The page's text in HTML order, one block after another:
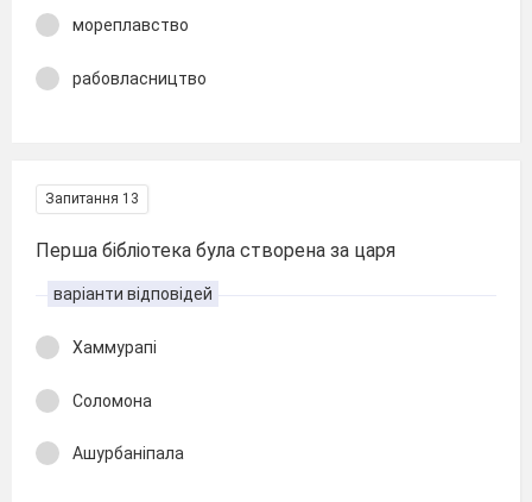
мореплавство
рабовласництво
Запитання 13
Перша бібліотека була створена за царя
варіанти відповідей
Хаммурапі
Соломона
Ашурбаніпала